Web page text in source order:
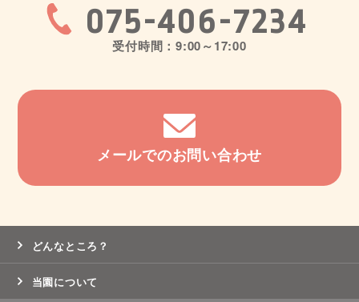
075-406-7234
受付時間：9:00～17:00
メールでのお問い合わせ
どんなところ？
当園について